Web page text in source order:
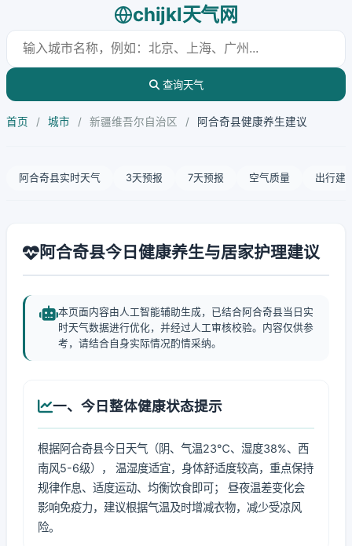
chijkl天气网
查询天气
首页 / 城市 / 新疆维吾尔自治区 / 阿合奇县健康养生建议
阿合奇县实时天气 3天预报 7天预报 空气质量 出行建
阿合奇县今日健康养生与居家护理建议
本页面内容由人工智能辅助生成，已结合阿合奇县当日实
时天气数据进行优化，并经过人工审核校验。内容仅供参
考，请结合自身实际情况酌情采纳。
一、今日整体健康状态提示
根据阿合奇县今日天气（阴、气温23℃、湿度38%、西
南风5-6级）， 温湿度适宜，身体舒适度较高，重点保持
规律作息、适度运动、均衡饮食即可； 昼夜温差变化会
影响免疫力，建议根据气温及时增减衣物，减少受凉风
险。